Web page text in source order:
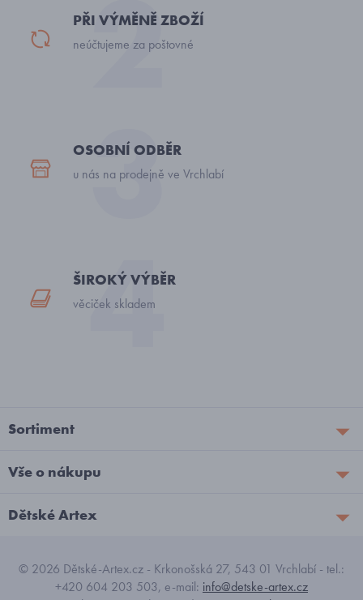
PŘI VÝMĚNĚ ZBOŽÍ
neúčtujeme za poštovné
OSOBNÍ ODBĚR
u nás na prodejně ve Vrchlabí
ŠIROKÝ VÝBĚR
věciček skladem
Sortiment
Vše o nákupu
Dětské Artex
© 2026 Dětské-Artex.cz - Krkonošská 27, 543 01 Vrchlabí - tel.:
+420 604 203 503, e-mail: info@detske-artex.cz